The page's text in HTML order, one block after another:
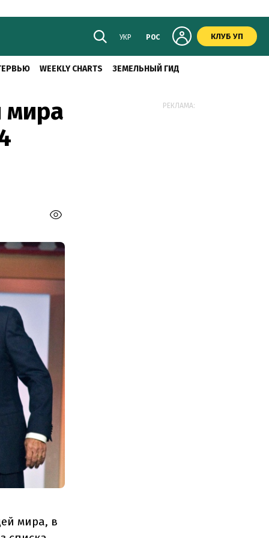
УКР РОС КЛУБ УП
WEEKLY CHARTS ЗЕМЕЛЬНЫЙ ГИД
мира
мира, в
РЕКЛАМА: